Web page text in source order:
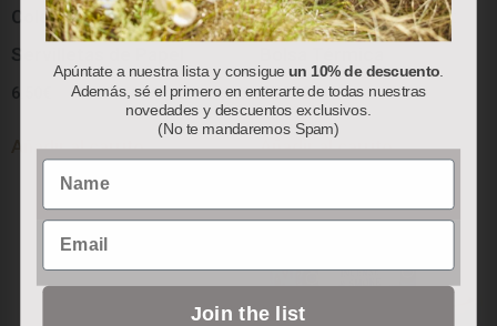
Colección “Red Berry”:
Servilletas de Papel
6.50
Añadir al carrito
Colección “Red Berry”:
78.00€
Añadir al carrito
Apúntate a nuestra lista y consigue un 10% de descuento
Además, sé el primero en enterarte de todas nuestras
novedades y descuentos exclusivos.
(No te mandaremos Spam)
Name
Email
Join the list